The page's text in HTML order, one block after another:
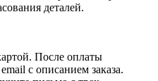
деталей.
После оплаты
с описанием заказа.